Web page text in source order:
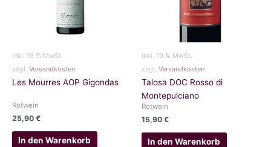
inkl. 19 % MwSt.
zzgl. Versandkosten
Les Mourres AOP Gigondas
Rotwein
25,90 €
In den Warenkorb
inkl. 19 % MwSt.
zzgl. Versandkosten
Talosa DOC Rosso di
Montepulciano
Rotwein
15,90 €
In den Warenkorb